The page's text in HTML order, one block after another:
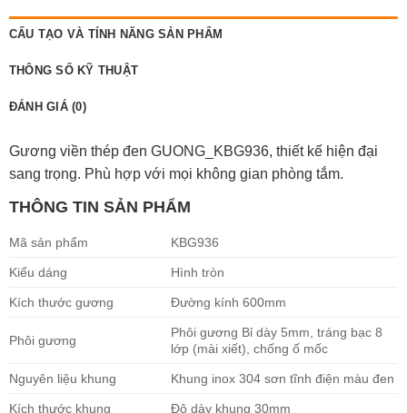
CẤU TẠO VÀ TÍNH NĂNG SẢN PHẨM
THÔNG SỐ KỸ THUẬT
ĐÁNH GIÁ (0)
Gương viền thép đen GUONG_KBG936, thiết kế hiện đại
sang trọng. Phù hợp với mọi không gian phòng tắm.
THÔNG TIN SẢN PHẨM
Mã sản phẩm KBG936
Kiểu dáng Hình tròn
Kích thước gương Đường kính 600mm
Phôi gương
Phôi gương Bỉ dày 5mm, tráng bạc 8
lớp (mài xiết), chống ố mốc
Nguyên liệu khung Khung inox 304 sơn tĩnh điện màu đen
Kích thước khung Độ dày khung 30mm